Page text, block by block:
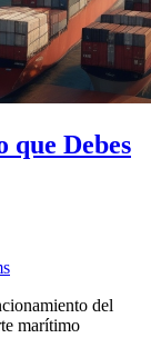
que Debes
del
marítimo